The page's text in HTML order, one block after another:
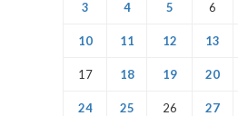
3 4 5 6
10 11 12 13
17 18 19 20
24 25 26 27